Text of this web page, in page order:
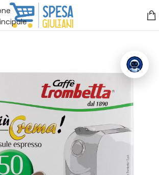
Clicca qui e ti richiamiamo noi